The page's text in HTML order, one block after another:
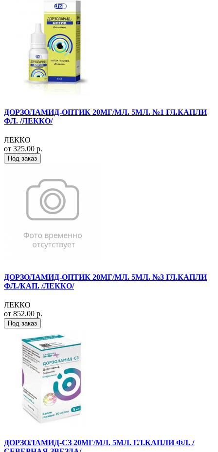
ДОРЗОЛАМИД-ОПТИК 20МГ/МЛ. 5МЛ. №1 ГЛ.КАПЛИ
ФЛ. /ЛЕККО/
ЛЕККО
от 325.00 р.
Под заказ
ДОРЗОЛАМИД-ОПТИК 20МГ/МЛ. 5МЛ. №3 ГЛ.КАПЛИ
ФЛ./КАП. /ЛЕККО/
ЛЕККО
от 852.00 р.
Под заказ
ДОРЗОЛАМИД-СЗ 20МГ/МЛ. 5МЛ. ГЛ.КАПЛИ ФЛ. /